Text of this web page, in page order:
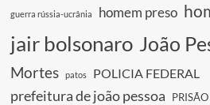
guerra rússia-ucrânia homem preso
jair bolsonaro João
Mortes patos POLICIA FEDERAL
prefeitura de joão pessoa PRISÃO